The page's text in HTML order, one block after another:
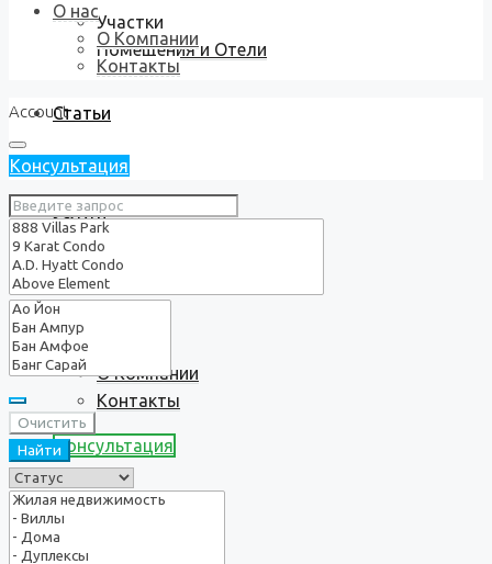
Участки
Помещения и Отели
Статьи
Услуги
О нас
О Компании
Контакты
Консультация
О нас
О Компании
Контакты
Account
Консультация
Очистить
Найти